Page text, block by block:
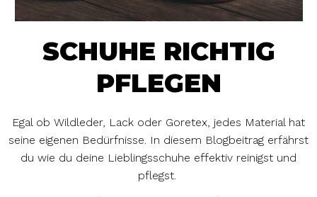
SCHUHE RICHTIG
PFLEGEN
Egal ob Wildleder, Lack oder Goretex, jedes Material hat
seine eigenen Bedürfnisse. In diesem Blogbeitrag erfährst
du wie du deine Lieblingsschuhe effektiv reinigst und
pflegst.